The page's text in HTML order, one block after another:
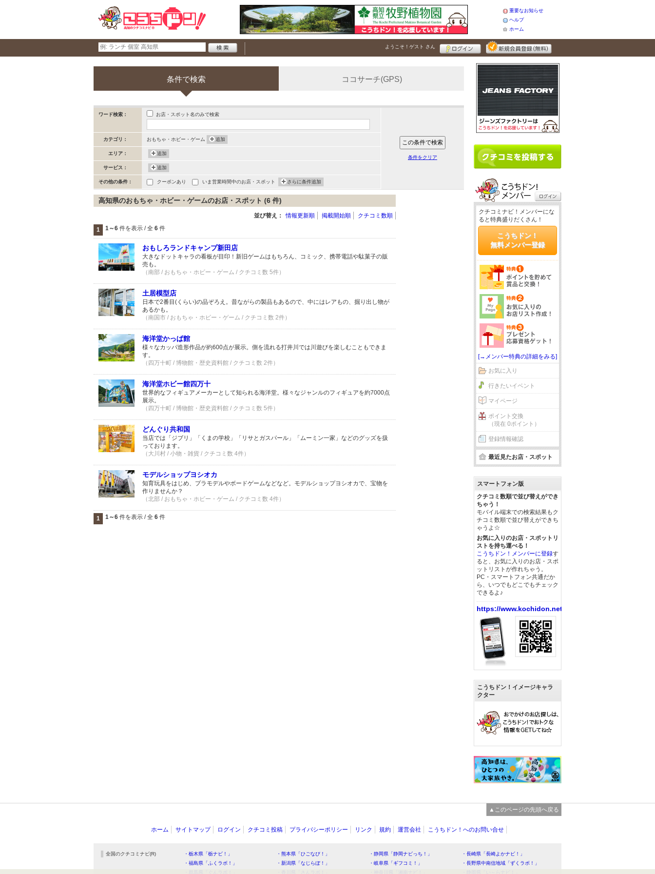
重要なお知らせ
ヘルプ
ホーム
ようこそ！ ゲスト さん
条件で検索 ココサーチ(GPS)
ワード検索： お店・スポット名のみで検索
カテゴリ： おもちゃ・ホビー・ゲーム 追加
エリア： 追加
サービス： 追加
その他の条件： クーポンあり いま営業時間中のお店・スポット さらに条件追加
条件をクリア
高知県のおもちゃ・ホビー・ゲームのお店・スポット (6 件)
並び替え： 情報更新順 掲載開始順 クチコミ数順
1 1～6 件を表示 / 全 6 件
おもしろランドキャンプ新田店
大きなドットキャラの看板が目印！新旧ゲームはもちろん、コミック、携帯電話や駄菓子の販
売も。
（南部 / おもちゃ・ホビー・ゲーム / クチコミ数 5件）
土居模型店
日本で2番目(くらい)の品ぞろえ。昔ながらの製品もあるので、中にはレアもの、掘り出し物が
あるかも。
（南国市 / おもちゃ・ホビー・ゲーム / クチコミ数 2件）
海洋堂かっぱ館
様々なカッパ造形作品が約600点が展示。側を流れる打井川では川遊びを楽しむこともできま
す。
（四万十町 / 博物館・歴史資料館 / クチコミ数 2件）
海洋堂ホビー館四万十
世界的なフィギュアメーカーとして知られる海洋堂。様々なジャンルのフィギュアを約7000点
展示。
（四万十町 / 博物館・歴史資料館 / クチコミ数 5件）
どんぐり共和国
当店では「ジブリ」「くまの学校」「リサとガスパール」「ムーミン一家」などのグッズを扱
っております。
（大川村 / 小物・雑貨 / クチコミ数 4件）
モデルショップヨシオカ
知育玩具をはじめ、プラモデルやボードゲームなどなど。モデルショップヨシオカで、宝物を
作りませんか？
（北部 / おもちゃ・ホビー・ゲーム / クチコミ数 4件）
1 1～6 件を表示 / 全 6 件
クチコミナビ！メンバーにな
ると特典盛りだくさん！
こうちドン！
無料メンバー登録
[→メンバー特典の詳細をみる]
お気に入り
行きたいイベント
マイページ
ポイント交換
（現在 0ポイント）
登録情報確認
最近見たお店・スポット
スマートフォン版
クチコミ数順で並び替えができ
ちゃう！
モバイル端末での検索結果もク
チコミ数順で並び替えができち
ゃうよ☆
お気に入りのお店・スポットリ
ストを持ち運べる！
こうちドン！メンバーに登録す
ると、お気に入りのお店・スポ
ットリストが作れちゃう。
PC・スマートフォン共通だか
ら、いつでもどこでもチェック
できるよ♪
https://www.kochidon.net/
こうちドン！イメージキャラ
クター
▲このページの先頭へ戻る
ホーム サイトマップ ログイン クチコミ投稿 プライバシーポリシー リンク 規約 運営会社 こうちドン！へのお問い合せ
全国のクチコミナビ(R) ・栃木県「栃ナビ！」 ・熊本県「ひごなび！」 ・静岡県「静岡ナビっち！」
・長崎県「長崎よかナビ！」
・福島県「ふくラボ！」
・新潟県「なじらぼ！」 ・岐阜県「ギフコミ！」
・長野県中南信地域「ずくラボ！」